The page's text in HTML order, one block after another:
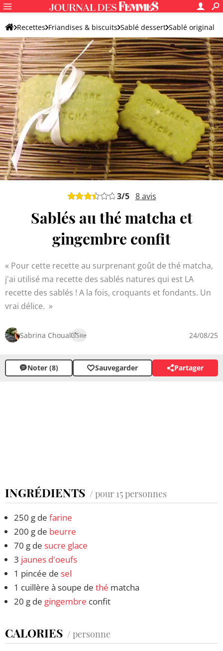
Recettes Friandises & biscuits Sablé dessert Sablé original
3/5 8avis
Sablés au thé matcha et
gingembre confit
Pour cette recette au surprenant goût de thé matcha,
j'ai utilisé ma recette des sablés natures qui est LA
recette des sablés ! A la fois, croquants et fondants. Un
vrai délice.
Sabrina Choual Site 24/08/25
Noter (8) Sauvegarder Partager
INGRÉDIENTS / pour 15 personnes
250 g de farine
200 g de beurre
70 g de sucre glace
3 jaunes d'oeufs
1 pincée de sel
1 cuillère à soupe de thé matcha
20 g de gingembre confit
CALORIES / personne